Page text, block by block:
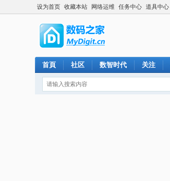
设为首页 收藏本站 网络运维 任务中心 道具中心
首頁 社区 数智时代 关注